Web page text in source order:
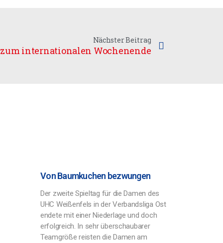
Nächster Beitrag
internationalen Wochenende
Von Baumkuchen bezwungen
Der zweite Spieltag für die Damen des
UHC Weißenfels in der Verbandsliga Ost
endete mit einer Niederlage und doch
erfolgreich. In sehr überschaubarer
Teamgröße reisten die Damen am